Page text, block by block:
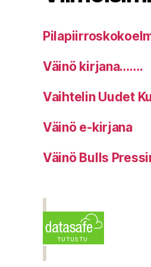
Väinö kirjana…….
Vaihtelin Uudet
Väinö e-kirjana
Väinö Bulls